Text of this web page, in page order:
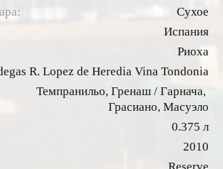
Сухое
Испания
Риоха
R. Lopez de Heredia Vina Tondonia
Темпранильо, Гренаш / Гарнача,
Грасиано, Масуэло
0.375 л
2010